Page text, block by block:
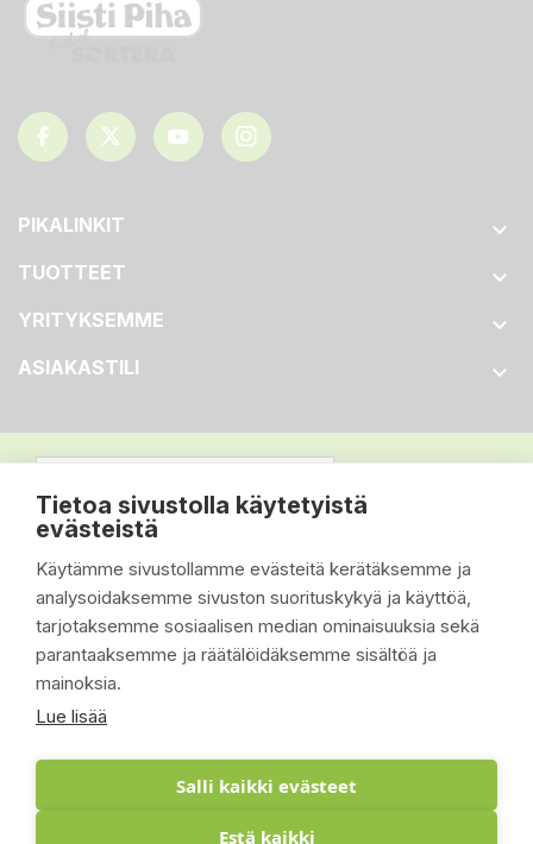
Tietoa sivustolla käytetyistä
evästeistä
Käytämme sivustollamme evästeitä kerätäksemme ja
analysoidaksemme sivuston suorituskykyä ja käyttöä,
tarjotaksemme sosiaalisen median ominaisuuksia sekä
parantaaksemme ja räätälöidäksemme sisältöä ja
mainoksia.
Lue lisää
Salli kaikki evästeet
Estä kaikki
PIKALINKIT 
TUOTTEET 
YRITYKSEMME 
ASIAKASTILI 